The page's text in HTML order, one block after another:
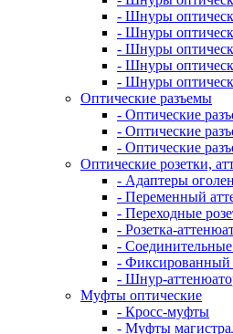
- Шнуры
- Шнуры
- Шнуры
- Шнуры
- Шнуры
Оптические разъемы
- Оптические
- Оптические
- Оптические
Оптические розетки,
- Адаптеры
- Переменный
- Переходные
- Розетка-
-
- Фиксированный
- Шнур-
Муфты оптические
- Кросс-муфты
- Муфты